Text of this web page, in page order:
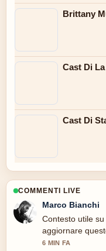
Brittany
Cast Di
Cast Di
COMMENTI LIVE
Marco Bianchi
Contesto utile
aggiornare
6 MIN FA